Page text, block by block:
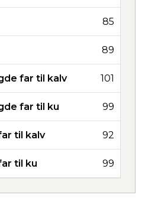
85
89
far til kalv 101
far til ku 99
til kalv 92
til ku 99